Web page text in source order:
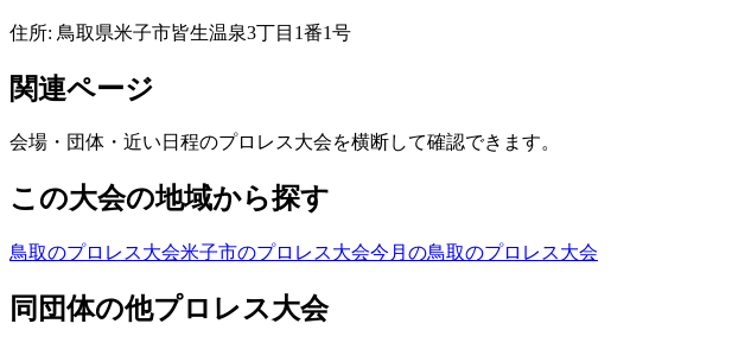
住所: 鳥取県米子市皆生温泉3丁目1番1号
関連ページ
会場・団体・近い日程のプロレス大会を横断して確認できます。
この大会の地域から探す
鳥取のプロレス大会米子市のプロレス大会今月の鳥取のプロレス大会
同団体の他プロレス大会